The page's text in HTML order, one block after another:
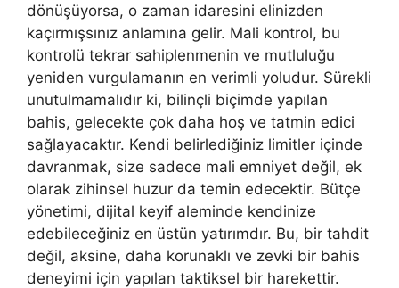
dönüşüyorsa, o zaman idaresini elinizden
kaçırmışsınız anlamına gelir. Mali kontrol, bu
kontrolü tekrar sahiplenmenin ve mutluluğu
yeniden vurgulamanın en verimli yoludur. Sürekli
unutulmamalıdır ki, bilinçli biçimde yapılan
bahis, gelecekte çok daha hoş ve tatmin edici
sağlayacaktır. Kendi belirlediğiniz limitler içinde
davranmak, size sadece mali emniyet değil, ek
olarak zihinsel huzur da temin edecektir. Bütçe
yönetimi, dijital keyif aleminde kendinize
edebileceğiniz en üstün yatırımdır. Bu, bir tahdit
değil, aksine, daha korunaklı ve zevki bir bahis
deneyimi için yapılan taktiksel bir harekettir.